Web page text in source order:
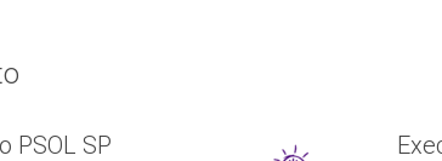
PSOL SP